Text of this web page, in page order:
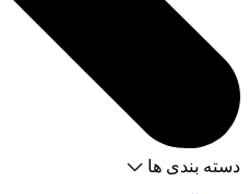
دسته بندی ها